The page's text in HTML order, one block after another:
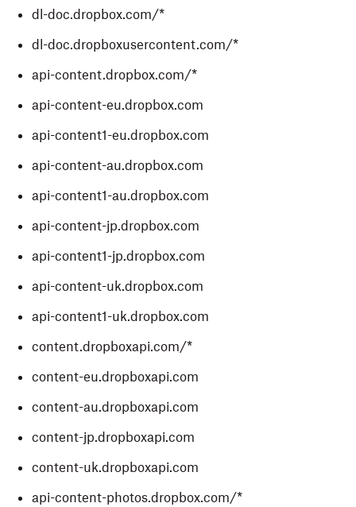
dl-doc.dropbox.com/*
dl-doc.dropboxusercontent.com/*
api-content.dropbox.com/*
api-content-eu.dropbox.com
api-content1-eu.dropbox.com
api-content-au.dropbox.com
api-content1-au.dropbox.com
api-content-jp.dropbox.com
api-content1-jp.dropbox.com
api-content-uk.dropbox.com
api-content1-uk.dropbox.com
content.dropboxapi.com/*
content-eu.dropboxapi.com
content-au.dropboxapi.com
content-jp.dropboxapi.com
content-uk.dropboxapi.com
api-content-photos.dropbox.com/*